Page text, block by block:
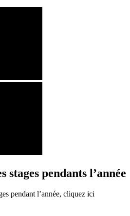
stages pendants l’année
pendant l’année, cliquez ici